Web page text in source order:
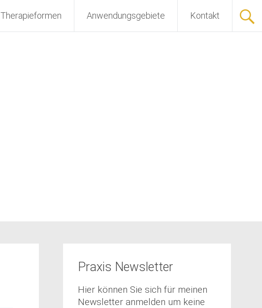
Therapieformen Anwendungsgebiete Kontakt
Praxis Newsletter
Hier können Sie sich für meinen
Newsletter anmelden um keine